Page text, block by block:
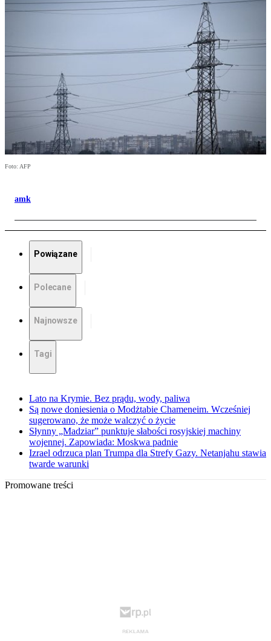
Foto: AFP
amk
Powiązane
Polecane
Najnowsze
Tagi
Lato na Krymie. Bez prądu, wody, paliwa
Są nowe doniesienia o Modżtabie Chameneim. Wcześniej
sugerowano, że może walczyć o życie
Słynny „Madziar” punktuje słabości rosyjskiej machiny
wojennej. Zapowiada: Moskwa padnie
Izrael odrzuca plan Trumpa dla Strefy Gazy. Netanjahu stawia
twarde warunki
Promowane treści